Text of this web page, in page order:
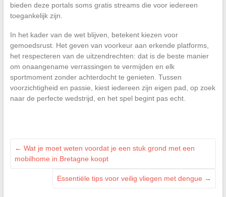
bieden deze portals soms gratis streams die voor iedereen
toegankelijk zijn.
In het kader van de wet blijven, betekent kiezen voor
gemoedsrust. Het geven van voorkeur aan erkende platforms,
het respecteren van de uitzendrechten: dat is de beste manier
om onaangename verrassingen te vermijden en elk
sportmoment zonder achterdocht te genieten. Tussen
voorzichtigheid en passie, kiest iedereen zijn eigen pad, op zoek
naar de perfecte wedstrijd, en het spel begint pas echt.
← Wat je moet weten voordat je een stuk grond met een
mobilhome in Bretagne koopt
Essentiële tips voor veilig vliegen met dengue →